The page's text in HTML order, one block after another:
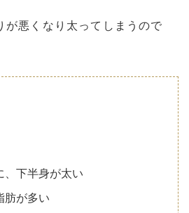
が悪くなり太ってしまうので
、下半身が太い
肪が多い